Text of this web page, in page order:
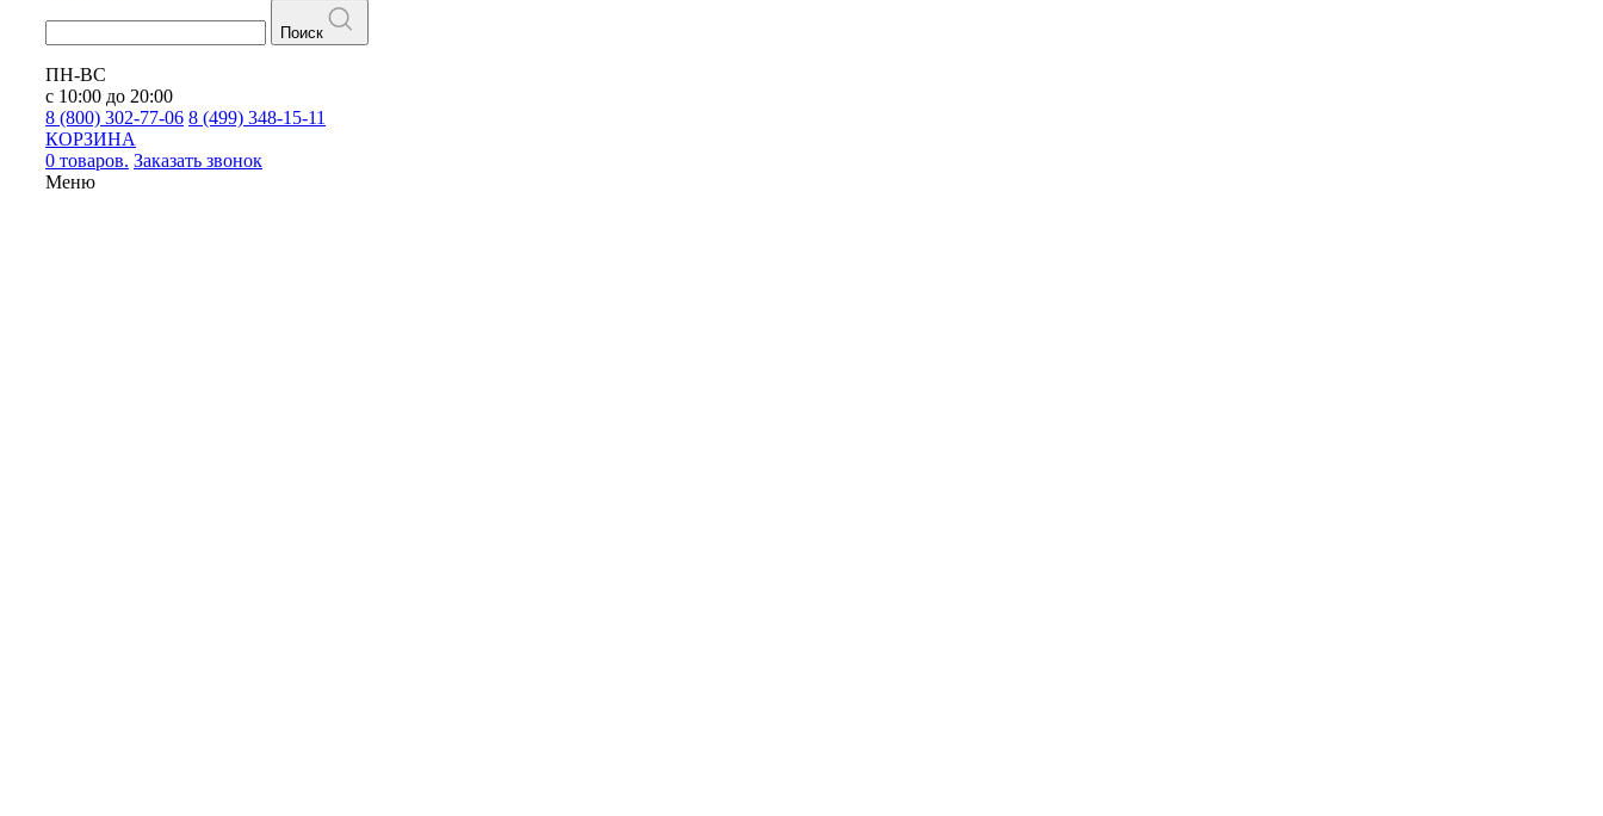
Поиск
ПН-ВС
с 10:00 до 20:00
8 (800) 302-77-06 8 (499) 348-15-11
КОРЗИНА
0 товаров. Заказать звонок
Меню